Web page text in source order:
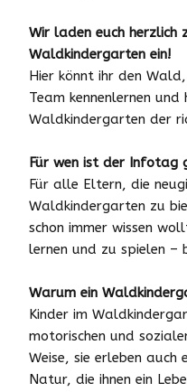
Wir laden euch herzlich
Waldkindergarten ein!
Hier könnt ihr den
Team kennenlernen
Waldkindergarten der
Für wen ist der Infotag
Für alle Eltern, die
Waldkindergarten zu
schon immer wissen
lernen und zu spielen –
Warum ein
Kinder im
motorischen und
Weise, sie erleben auch
Natur, die ihnen ein